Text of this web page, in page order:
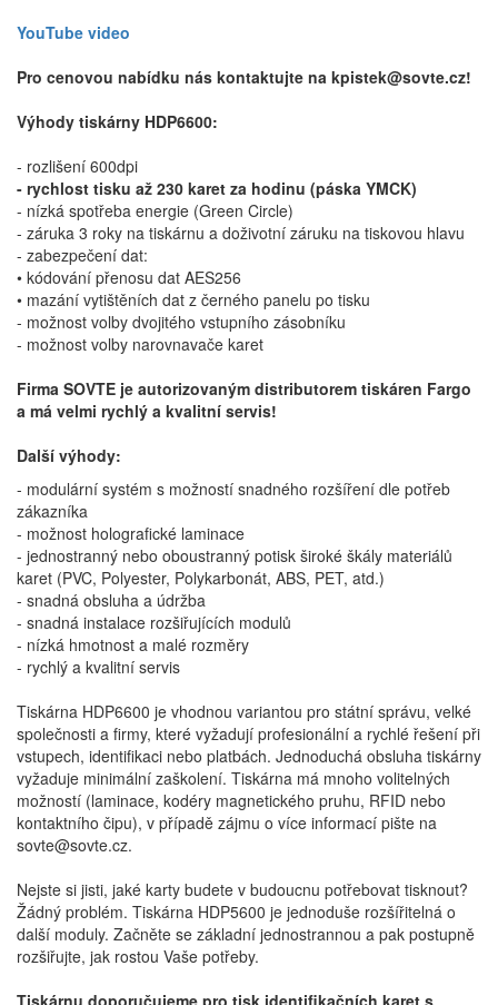
YouTube video
Pro cenovou nabídku nás kontaktujte na kpistek@sovte.cz!
Výhody tiskárny HDP6600:
- rozlišení 600dpi
- rychlost tisku až 230 karet za hodinu (páska YMCK)
- nízká spotřeba energie (Green Circle)
- záruka 3 roky na tiskárnu a doživotní záruku na tiskovou hlavu
- zabezpečení dat:
• kódování přenosu dat AES256
• mazání vytištěních dat z černého panelu po tisku
- možnost volby dvojitého vstupního zásobníku
- možnost volby narovnavače karet
Firma SOVTE je autorizovaným distributorem tiskáren Fargo
a má velmi rychlý a kvalitní servis!
Další výhody:
- modulární systém s možností snadného rozšíření dle potřeb
zákazníka
- možnost holografické laminace
- jednostranný nebo oboustranný potisk široké škály materiálů
karet (PVC, Polyester, Polykarbonát, ABS, PET, atd.)
- snadná obsluha a údržba
- snadná instalace rozšiřujících modulů
- nízká hmotnost a malé rozměry
- rychlý a kvalitní servis
Tiskárna HDP6600 je vhodnou variantou pro státní správu, velké
společnosti a firmy, které vyžadují profesionální a rychlé řešení při
vstupech, identifikaci nebo platbách. Jednoduchá obsluha tiskárny
vyžaduje minimální zaškolení. Tiskárna má mnoho volitelných
možností (laminace, kodéry magnetického pruhu, RFID nebo
kontaktního čipu), v případě zájmu o více informací pište na
sovte@sovte.cz.
Nejste si jisti, jaké karty budete v budoucnu potřebovat tisknout?
Žádný problém. Tiskárna HDP5600 je jednoduše rozšířitelná o
další moduly. Začněte se základní jednostrannou a pak postupně
rozšiřujte, jak rostou Vaše potřeby.
Tiskárnu doporučujeme pro tisk identifikačních karet s